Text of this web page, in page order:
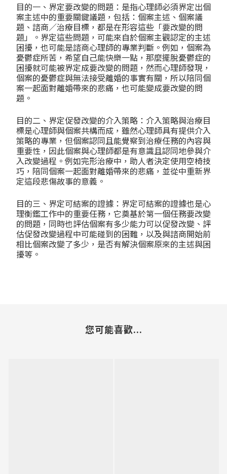
目的一、界定要改變的問題：是指心理師必須界定出個
案主述中的重要關鍵議題，包括：個案主述、個案議
題、諮商／治療目標，都是在形容這些「要改變的問
題」。界定這些問題，可能來自於個案主觀認定的主述
困擾，也可能是諮商心理師的專業判斷。例如，個案為
憂鬱症所苦，希望自己能快樂一點，那麼擺脫憂鬱症的
困擾就可能被界定成要改變的問題，然而心理師發現，
個案的憂鬱症與無法接受離婚的事實有關，所以陪同個
案一起面對離婚帶來的悲痛，也可能變成要改變的問
題。
目的二、界定促發改變的介入策略：介入策略與治療目
標是心理師與個案共構而成，雖然心理師具有提供介入
策略的專業，但個案認同且能覺察到治療任務的內容與
重要性，因此個案與心理師都是有意識且認同地參與介
入改變過程。例如完形治療中，助人者決定使用空椅技
巧，陪同個案一起面對離婚帶來的悲痛，並從中重新界
定這段悲傷故事的意義。
目的三、界定可結案的證據：界定可結案的證據也是心
理衡鑑工作中的重要任務，它奠基於第一個任務要改變
的問題，同時也評估個案有多少能力可以促發改變、評
估促發改變過程中可能碰到的困難，以及與諮商開始前
相比個案改變了多少，是否有解決個案原來的主述與困
擾等。
您可能喜歡...